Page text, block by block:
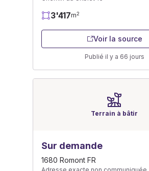
3'417m2
Voir la source
Publié il y a 66 jours
Terrain à bâtir
Sur demande
1680 Romont FR